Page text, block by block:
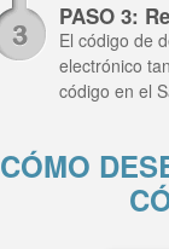
PASO 3:
El código de
electrónico
código en el
CÓMO